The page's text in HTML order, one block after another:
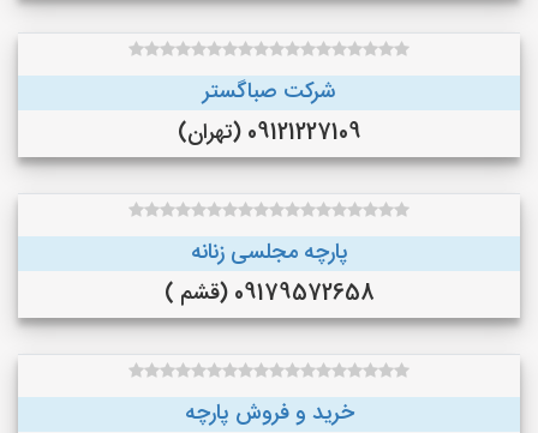
شرکت صباگستر
09121227109 (تهران)
پارچه مجلسی زنانه
09179572658 (قشم )
خرید و فروش پارچه